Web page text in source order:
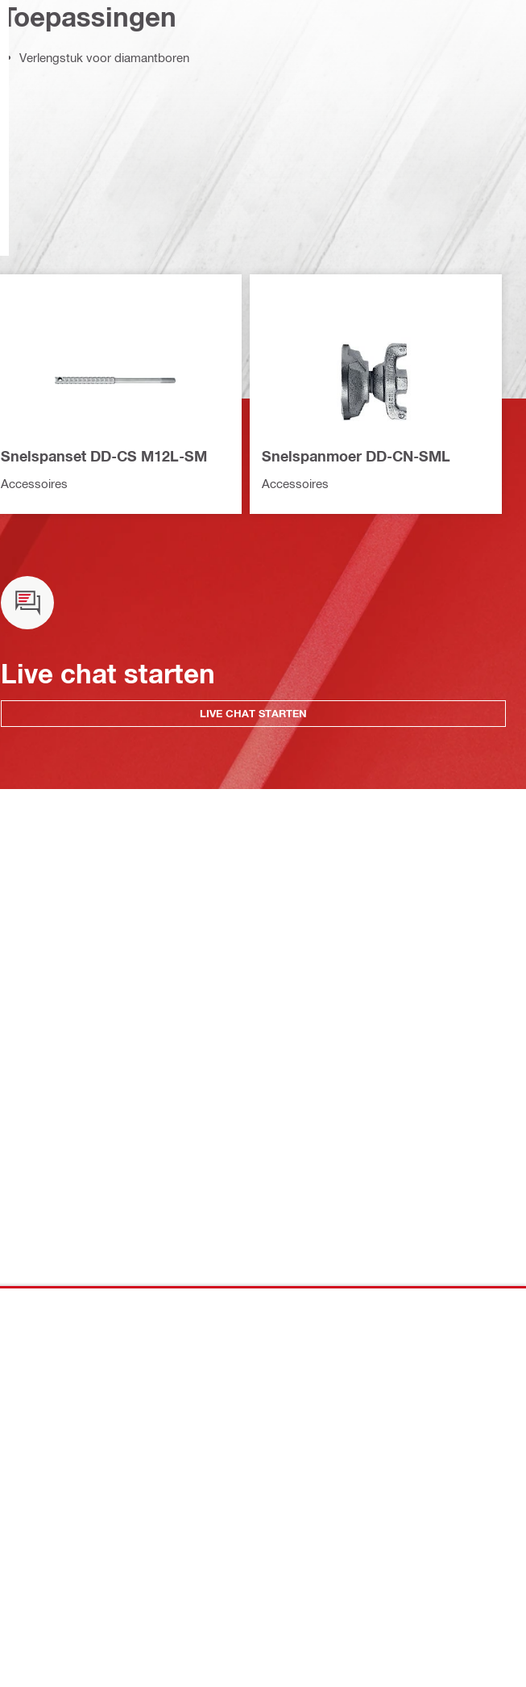
Toepassingen
Verlengstuk voor diamantboren
Snelspanset DD-CS M12L-SM
Accessoires
Snelspanmoer DD-CN-SML
Accessoires
Live chat starten
LIVE CHAT STARTEN